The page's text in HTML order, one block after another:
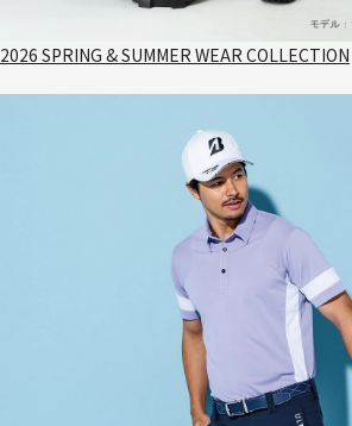
2026 SPRING & SUMMER WEAR COLLECTION